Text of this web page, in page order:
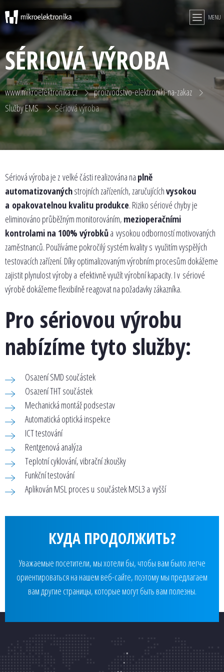
MENU
SÉRIOVÁ VÝROBA
www.mikroelektronika.cz
proizvodstvo-elektroniki-na-zakaz
Služby EMS
Sériová výroba
Sériová výroba je z velké části realizována na plně
automatizovanýchstrojních zařízeních, zaručujícíchvysokou
a opakovatelnou kvalitu produkce. Riziko sériové chyby je
eliminováno průběžným monitorováním, mezioperačními
kontrolami na 100% výrobkůa vysokou odborností motivovaných
zaměstnanců. Používáme pokročilý systém kvality s využitím vyspělých
testovacích zařízení. Díky optimalizovaným výrobním procesům dokážeme
zajistit plynulost výroby a efektivně využít výrobní kapacity. I v sériové
výrobě dokážeme flexibilně reagovat na požadavky zákazníka.
Pro sériovou výrobu
nabízíme tyto služby:
Osazení SMD součástek
Osazení THT součástek
Mechanická montáž podsestav
Automatická optická inspekce
ICT testování
Rentgenová analýza
Teplotní cyklování, vibrační zkoušky
Funkční testování
Aplikován MSL proces u součástek MSL3 a vyšší
КУДА ПРОДОЛЖИТЬ?
Уважаемые посетители, мы хотели бы, чтобы вам было легче
ориентироваться на нашем веб-сайте, поэтому мы предлагаем
вам другие страницы, которые могут быть вам полезны.